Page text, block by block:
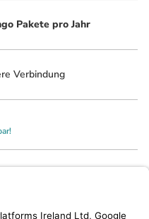
Pakete pro Jahr
Verbindung